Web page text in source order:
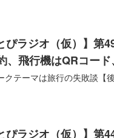
ぴラジオ（仮）】
、飛行機はQRコー
クテーマは旅行の失敗談【後
ぴラジオ（仮）】